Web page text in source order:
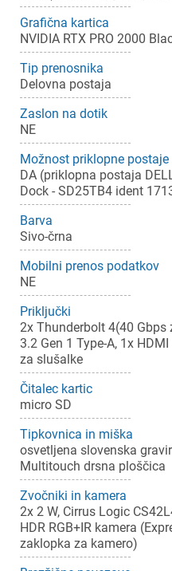
Grafična kartica
NVIDIA RTX PRO 2000
Tip prenosnika
Delovna postaja
Zaslon na dotik
NE
Možnost priklopne postaje
DA (priklopna postaja
Dock - SD25TB4 ident
Barva
Sivo-črna
Mobilni prenos podatkov
NE
Priključki
2x Thunderbolt 4(40 Gbps
3.2 Gen 1 Type-A, 1x
za slušalke
Čitalec kartic
micro SD
Tipkovnica in miška
osvetljena slovenska
Multitouch drsna ploščica
Zvočniki in kamera
2x 2 W, Cirrus Logic
HDR RGB+IR kamera
zaklopka za kamero)